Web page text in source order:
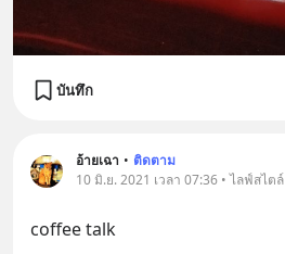
บันทึก
อ้ายเฉา • ติดตาม
10 มิ.ย. 2021 เวลา 07:36 • ไลฟ์สไตล์
coffee talk